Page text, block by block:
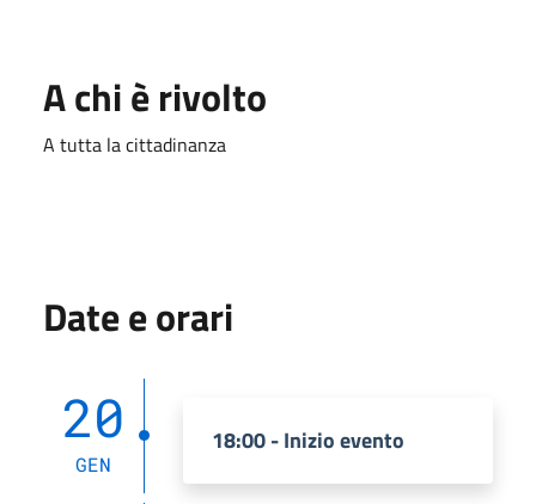
A chi è rivolto
A tutta la cittadinanza
Date e orari
20
GEN
18:00 - Inizio evento